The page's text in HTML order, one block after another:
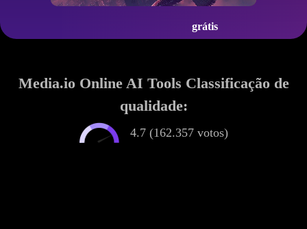
grátis
Media.io Online AI Tools Classificação de
qualidade:
4.7 (162.357 votos)